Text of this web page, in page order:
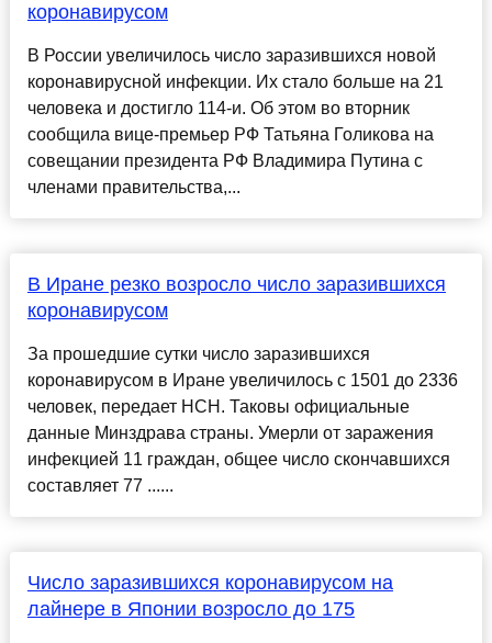
коронавирусом
В России увеличилось число заразившихся новой
коронавирусной инфекции. Их стало больше на 21
человека и достигло 114-и. Об этом во вторник
сообщила вице-премьер РФ Татьяна Голикова на
совещании президента РФ Владимира Путина с
членами правительства,...
В Иране резко возросло число заразившихся
коронавирусом
За прошедшие сутки число заразившихся
коронавирусом в Иране увеличилось с 1501 до 2336
человек, передает НСН. Таковы официальные
данные Минздрава страны. Умерли от заражения
инфекцией 11 граждан, общее число скончавшихся
составляет 77 ......
Число заразившихся коронавирусом на
лайнере в Японии возросло до 175